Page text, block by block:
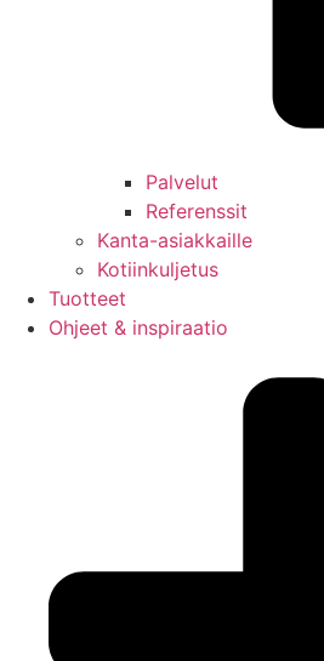
Palvelut
Referenssit
Kanta-asiakkaille
Kotiinkuljetus
Tuotteet
Ohjeet & inspiraatio